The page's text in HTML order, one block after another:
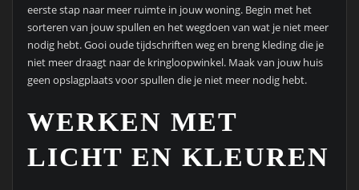
eerste stap naar meer ruimte in jouw woning. Begin met het
sorteren van jouw spullen en het wegdoen van wat je niet meer
nodig hebt. Gooi oude tijdschriften weg en breng kleding die je
niet meer draagt naar de kringloopwinkel. Maak van jouw huis
geen opslagplaats voor spullen die je niet meer nodig hebt.
WERKEN MET
LICHT EN KLEUREN